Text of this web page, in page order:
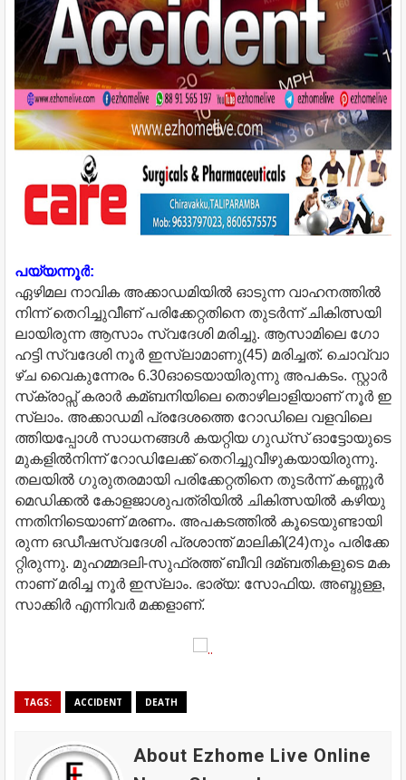
പ​യ്യ​ന്നൂ​ര്‍:
ഏ​ഴി​മ​ല നാ​വി​ക അ​ക്കാ​ഡ​മി​യി​ല്‍ ഓ​ടു​ന്ന വാ​ഹ​ന​ത്തി​ല്‍​
നി​ന്ന് തെ​റി​ച്ചു​വീ​ണ് പ​രി​ക്കേ​റ്റ​തി​നെ തു​ട​ര്‍​ന്ന് ചി​കി​ത്സ​യി​
ലാ​യി​രു​ന്ന ആ​സാം സ്വ​ദേ​ശി മ​രി​ച്ചു. ആ​സാ​മി​ലെ ഗോ​
ഹ​ട്ടി സ്വ​ദേ​ശി നൂ​ര്‍ ഇ​സ്‌​ലാ​മാ​ണു(45) മ​രി​ച്ച​ത്. ചൊ​വ്വാ​
ഴ്ച വൈ​കു​ന്നേ​രം 6.30ഓ​ടെ​യാ​യി​രു​ന്നു അ​പ​ക​ടം. സ്റ്റാ​ര്‍
സ്‌​ക്രാ​പ്സ് ക​രാ​ര്‍ ക​മ്ബ​നി​യി​ലെ തൊ​ഴി​ലാ​ളി​യാ​ണ് നൂ​ര്‍ ഇ​
സ്‌​ലാം. അ​ക്കാ​ഡ​മി പ്ര​ദേ​ശ​ത്തെ റോ​ഡി​ലെ വ​ള​വി​ലെ​
ത്തി​യ​പ്പോ​ള്‍ സാ​ധ​ന​ങ്ങ​ള്‍ ക​യ​റ്റി​യ ഗു​ഡ്സ് ഓ​ട്ടോ​യു​ടെ
മു​ക​ളി​ല്‍​നി​ന്ന് റോ​ഡി​ലേ​ക്ക് തെ​റി​ച്ചു​വീ​ഴു​ക​യാ​യി​രു​ന്നു.
ത​ല​യി​ല്‍ ഗു​രു​ത​ര​മാ​യി പ​രി​ക്കേ​റ്റ​തി​നെ തു​ട​ര്‍​ന്ന് ക​ണ്ണൂ​ര്‍
മെ​ഡി​ക്ക​ല്‍ കോ​ള​ജാ​ശു​പ​ത്രി​യി​ല്‍ ചി​കി​ത്സ​യി​ല്‍ ക​ഴി​യു​
ന്ന​തി​നി​ടെ​യാ​ണ് മ​ര​ണം. അ​പ​ക​ട​ത്തി​ല്‍ കൂ​ടെ​യു​ണ്ടാ​യി​
രു​ന്ന ഒ​ഡീ​ഷ​സ്വ​ദേ​ശി പ്ര​ശാ​ന്ത് മാ​ലി​കി(24)​നും പ​രി​ക്കേ​
റ്റി​രു​ന്നു. മു​ഹ​മ്മ​ദ​ലി-​സു​ഫ്ര​ത്ത് ബീ​വി ദ​മ്ബ​തി​ക​ളു​ടെ മ​ക​
നാ​ണ് മ​രി​ച്ച നൂ​ര്‍ ഇ​സ്‌​ലാം. ഭാ​ര്യ: സോ​ഫി​യ. അ​ബ്ദു​ള്ള,
സാ​ക്കി​ര്‍ എ​ന്നി​വ​ര്‍ മ​ക്ക​ളാ​ണ്.
TAGS: ACCIDENT DEATH
About Ezhome Live Online